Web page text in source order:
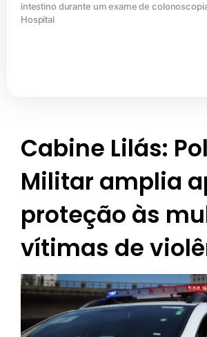
intestino durante um exame de
Hospital
Cabine Lilás:
Militar amplia
proteção às
vítimas de